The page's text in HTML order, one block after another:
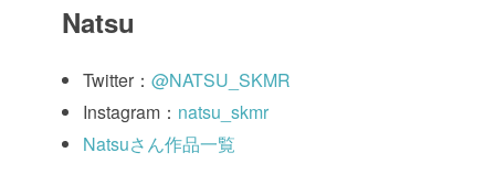
Natsu
Twitter： @NATSU_SKMR
Instagram： natsu_skmr
Natsuさん作品一覧